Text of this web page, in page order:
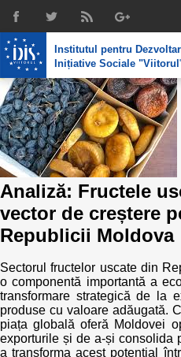
Institutul pentru
Inițiative Sociale "Viitorul
Despre noi
Profil
Recrutare
Chairman's legacy
Acorduri semnate
Echipa
Scrisori de mulțumire
Media despre IDIS
Expertiza IDIS
Politici de reintegrare
Politici economice
Achizițiile publice în
Integrare europeană
Politici sociale
Investigații în achizțiile
Media
Biblioteca
Emisiuni
Nr.8, iunie 2023
Analiză: Fructele
vector de creștere
Republicii Moldova
Sectorul fructelor uscate din
o componentă importantă a
transformare strategică de la
produse cu valoare adăugată.
piața globală oferă Moldovei
exporturile și de a-și consolida
a transforma acest potențial